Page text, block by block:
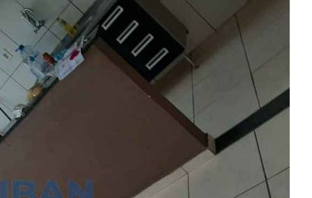
Anunciante
Liban - Negócios Imobiliários
https://www.liban.imb.br/index.php/
Rua Alfredo Fontão, 6-33 - Bauru/SP
Ver Telefone